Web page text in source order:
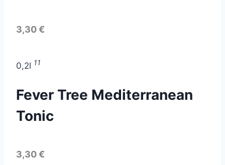
3,30 €
0,2l 11
Fever Tree Mediterranean
Tonic
3,30 €